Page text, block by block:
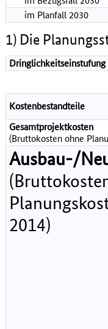
im Planfall 2030
1) Die
Dringlichkeitseinstufung
Kostenbestandteile
Gesamtprojektkosten
(Bruttokosten ohne
Ausbau-/
2014)